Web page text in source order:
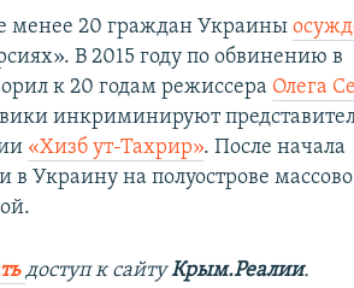
менее 20 граждан Украины
В 2015 году по обвинению в
к 20 годам режиссера Олега
инкриминируют
«Хизб ут-Тахрир». После начала
Украину на полуострове массово
доступ к сайтуКрым.Реалии.